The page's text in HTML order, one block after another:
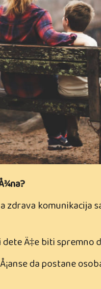
komunikacija
Ä‡e biti spremno
da postane